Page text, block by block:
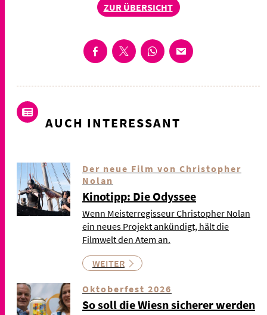
ZUR ÜBERSICHT
AUCH INTERESSANT
Der neue Film von Christopher
Nolan
Kinotipp: Die Odyssee
Wenn Meisterregisseur Christopher Nolan
ein neues Projekt ankündigt, hält die
Filmwelt den Atem an.
WEITER
Oktoberfest 2026
So soll die Wiesn sicherer werden